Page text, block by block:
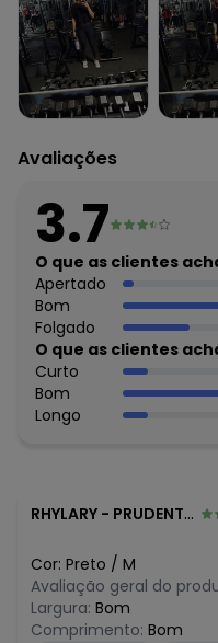
Não usar alvejante.
Não usar secadora.
Secar na sombra.
Não passar.
Não lavar a seco.
Tecido: Ribana
O preço apresentado
algum dia do mês, para
agosto/2026
julho/2026
junho/2026
maio/2026
abril/2026
março/2026
fevereiro/2026
Avaliações
3.7
O que as clientes
Apertado
Bom
Folgado
O que as clientes
Curto
Bom
Longo
RHYLARY - PRUDENTE DE MORAIS - MG
Cor: Preto / M
Avaliação geral do
Largura: Bom
Comprimento: Bom